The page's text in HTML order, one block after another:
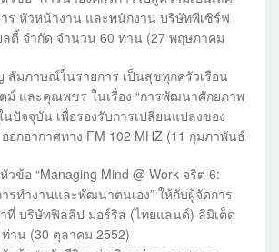
ร หัวหน้างาน และพนักงาน บริษัทพีเซิร์ฟ
ลตี้ จำกัด จำนวน 60 ท่าน (27 พฤษภาคม
สัมภาษณ์ในรายการ เป็นสุขทุกครัวเรือน
และคุณพชร ในเรื่อง “การพัฒนาศักยภาพ
นปัจจุบัน เพื่อรองรับการเปลี่ยนแปลงของ
อกอากาศทาง FM 102 MHZ (11 กุมภาพันธ์
วข้อ “Managing Mind @ Work จริต 6:
รทำงานและพัฒนาตนเอง” ให้กับผู้จัดการ
ที่ บริษัทฟิลลิป มอร์ริส (ไทยแลนด์) ลิมิเต็ด
าน (30 ตุลาคม 2552)